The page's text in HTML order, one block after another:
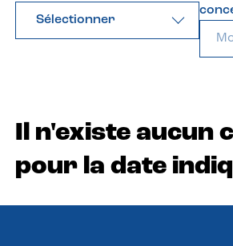
Sélectionner
Il n'existe aucun
pour la date